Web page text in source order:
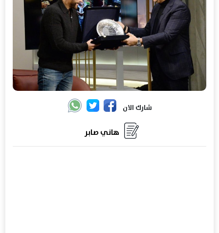
شارك الان
هاني صابر